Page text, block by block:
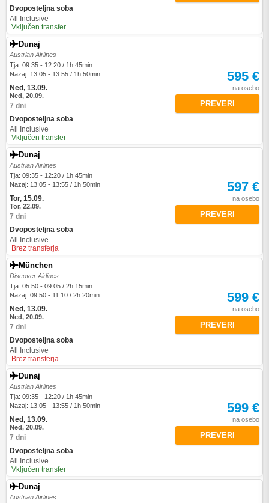
Dvoposteljna soba
All Inclusive
Vključen transfer
Dunaj
Austrian Airlines
Tja: 09:35 - 12:20 / 1h 45min
Nazaj: 13:05 - 13:55 / 1h 50min
Ned, 13.09.
Ned, 20.09.
7 dni
Dvoposteljna soba
All Inclusive
Vključen transfer
595 €
na osebo
PREVERI
Dunaj
Austrian Airlines
Tja: 09:35 - 12:20 / 1h 45min
Nazaj: 13:05 - 13:55 / 1h 50min
Tor, 15.09.
Tor, 22.09.
7 dni
Dvoposteljna soba
All Inclusive
Brez transferja
597 €
na osebo
PREVERI
München
Discover Airlines
Tja: 05:50 - 09:05 / 2h 15min
Nazaj: 09:50 - 11:10 / 2h 20min
Ned, 13.09.
Ned, 20.09.
7 dni
Dvoposteljna soba
All Inclusive
Brez transferja
599 €
na osebo
PREVERI
Dunaj
Austrian Airlines
Tja: 09:35 - 12:20 / 1h 45min
Nazaj: 13:05 - 13:55 / 1h 50min
Ned, 13.09.
Ned, 20.09.
7 dni
Dvoposteljna soba
All Inclusive
Vključen transfer
599 €
na osebo
PREVERI
Dunaj
Austrian Airlines